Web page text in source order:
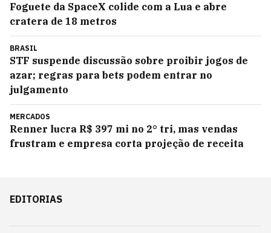
Foguete da SpaceX colide com a Lua e abre
cratera de 18 metros
BRASIL
STF suspende discussão sobre proibir jogos de
azar; regras para bets podem entrar no
julgamento
MERCADOS
Renner lucra R$ 397 mi no 2° tri, mas vendas
frustram e empresa corta projeção de receita
EDITORIAS